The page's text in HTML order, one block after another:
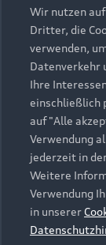
Elektromodelle
Plug-in-Hybride
Finanzierung
Aktionen &
Saisonale
Audi Services
Garantie
Audi digital
myAudi
Support
Kundenservice
Händlersuche
Audi Code
Häufige
Audi Online
Über Audi
Unternehmen
Karriere
Investor
Presse &
© 2026 AUDI
Wir nutzen
Dritter, die
verwenden,
Datenverkehr
Ihre
einschließlich
auf "Alle
Verwendung
jederzeit in
Weitere
Verwendung
in unserer